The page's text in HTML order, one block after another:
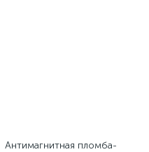
Антимагнитная пломба-